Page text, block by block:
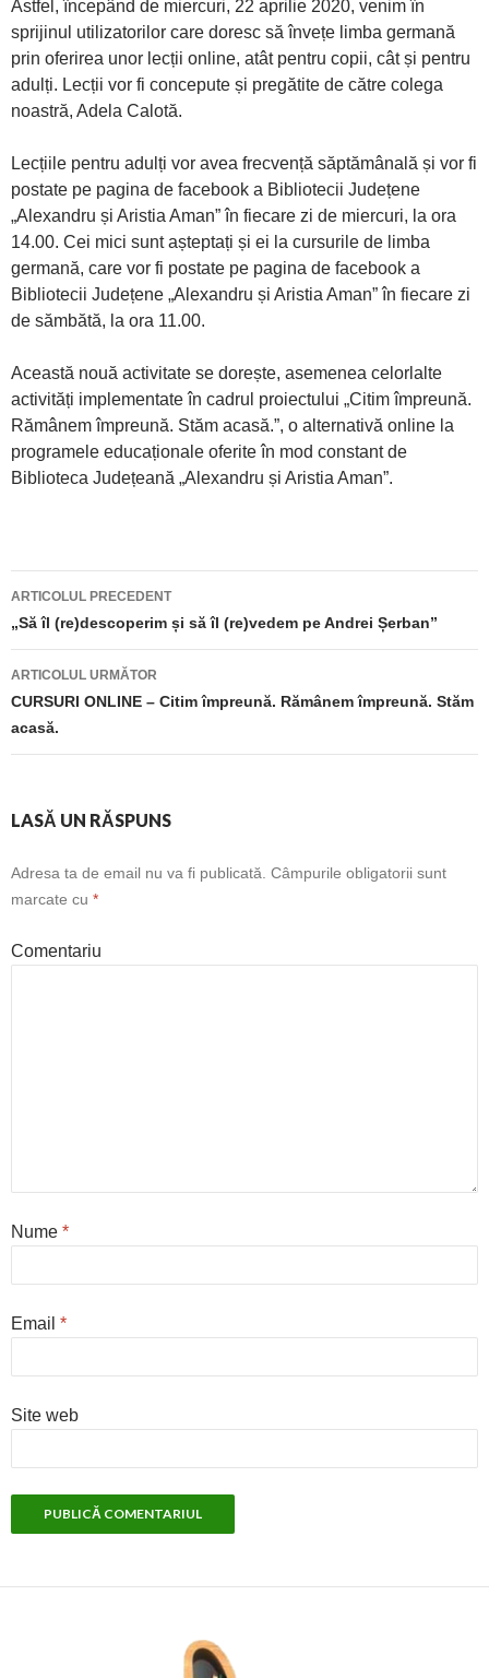
Astfel, începând de miercuri, 22 aprilie 2020, venim în
sprijinul utilizatorilor care doresc să învețe limba germană
prin oferirea unor lecții online, atât pentru copii, cât și pentru
adulți. Lecții vor fi concepute și pregătite de către colega
noastră, Adela Calotă.
Lecțiile pentru adulți vor avea frecvență săptămânală și vor fi
postate pe pagina de facebook a Bibliotecii Județene
„Alexandru și Aristia Aman” în fiecare zi de miercuri, la ora
14.00. Cei mici sunt așteptați și ei la cursurile de limba
germană, care vor fi postate pe pagina de facebook a
Bibliotecii Județene „Alexandru și Aristia Aman” în fiecare zi
de sămbătă, la ora 11.00.
Această nouă activitate se dorește, asemenea celorlalte
activități implementate în cadrul proiectului „Citim împreună.
Rămânem împreună. Stăm acasă.”, o alternativă online la
programele educaționale oferite în mod constant de
Biblioteca Județeană „Alexandru și Aristia Aman”.
Navigare
articole
ARTICOLUL PRECEDENT
„Să îl (re)descoperim și să îl (re)vedem pe Andrei Șerban”
ARTICOLUL URMĂTOR
CURSURI ONLINE – Citim împreună. Rămânem împreună. Stăm
acasă.
LASĂ UN RĂSPUNS
Adresa ta de email nu va fi publicată. Câmpurile obligatorii sunt
marcate cu *
Comentariu
Nume *
Email *
Site web